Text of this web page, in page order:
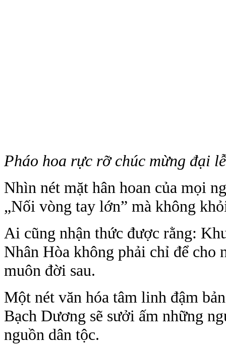
Pháo hoa rực rỡ chúc mừng đại
Nhìn nét mặt hân hoan của mọi
„Nối vòng tay lớn” mà không
Ai cũng nhận thức được rằng:
Nhân Hòa không phải chỉ để cho
muôn đời sau.
Một nét văn hóa tâm linh đậm
Bạch Dương sẽ sưởi ấm những
nguồn dân tộc.